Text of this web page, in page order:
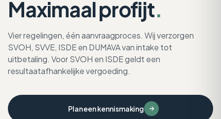
Maximaalprofijt.
Vier regelingen, één aanvraagproces. Wij verzorgen
SVOH, SVVE, ISDE en DUMAVA van intake tot
uitbetaling. Voor SVOH en ISDE geldt een
resultaatafhankelijke vergoeding.
Plan een kennismaking